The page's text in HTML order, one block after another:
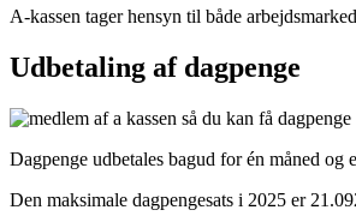
A-kassen tager hensyn til både
Udbetaling af dagpenge
Dagpenge udbetales bagud for én måned
Den maksimale dagpengesats i 2025 er